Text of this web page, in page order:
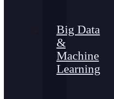
Big Data
&
Machine
Learning